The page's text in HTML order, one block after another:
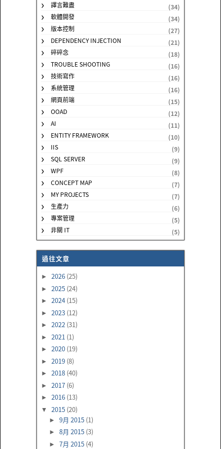
譯言難盡
(34)
軟體開發
(34)
版本控制
(27)
DEPENDENCY INJECTION
(21)
碎碎念
(18)
TROUBLE SHOOTING
(16)
技術寫作
(16)
系統管理
(16)
網頁前端
(15)
OOAD
(12)
AI
(11)
ENTITY FRAMEWORK
(10)
IIS
(9)
SQL SERVER
(9)
WPF
(8)
CONCEPT MAP
(7)
MY PROJECTS
(7)
生產力
(6)
專案管理
(5)
非關 IT
(5)
過往文章
► 2026 (25)
► 2025 (24)
► 2024 (15)
► 2023 (12)
► 2022 (31)
► 2021 (1)
► 2020 (19)
► 2019 (8)
► 2018 (40)
► 2017 (6)
► 2016 (13)
▼ 2015 (20)
► 9月 2015 (1)
► 8月 2015 (3)
► 7月 2015 (4)